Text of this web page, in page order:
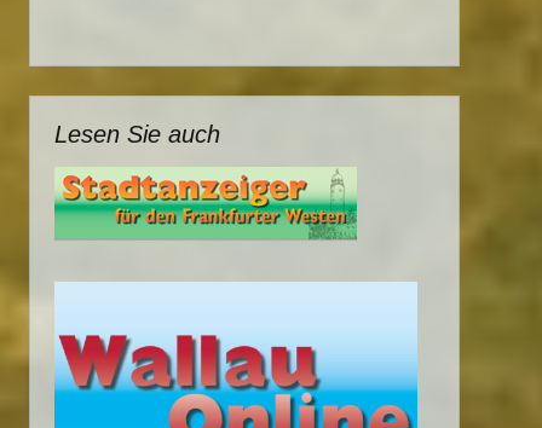
Lesen Sie auch